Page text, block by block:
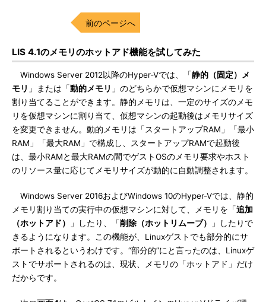
前のページへ
LIS 4.1のメモリのホットアド機能を試してみた
Windows Server 2012以降のHyper-Vでは、「静的（固定）メ
モリ 」または「動的メモリ 」のどちらかで仮想マシンにメモリを
割り当てることができます。静的メモリは、一定のサイズのメモ
リを仮想マシンに割り当て、仮想マシンの起動後はメモリサイズ
を変更できません。動的メモリは「スタートアップRAM」「最小
RAM」「最大RAM」で構成し、スタートアップRAMで起動後
は、最小RAMと最大RAMの間でゲストOSのメモリ要求やホスト
のリソース量に応じてメモリサイズが動的に自動調整されます。
Windows Server 2016およびWindows 10のHyper-Vでは、静的
メモリ割り当ての実行中の仮想マシンに対して、メモリを「追加
（ホットアド）
」したり、「削除（ホットリムーブ）
」したりで
きるようになります。この機能が、Linuxゲストでも部分的にサ
ポートされるというわけです。“部分的”にと言ったのは、Linuxゲ
ストでサポートされるのは、現状、メモリの「ホットアド」だけ
だからです。